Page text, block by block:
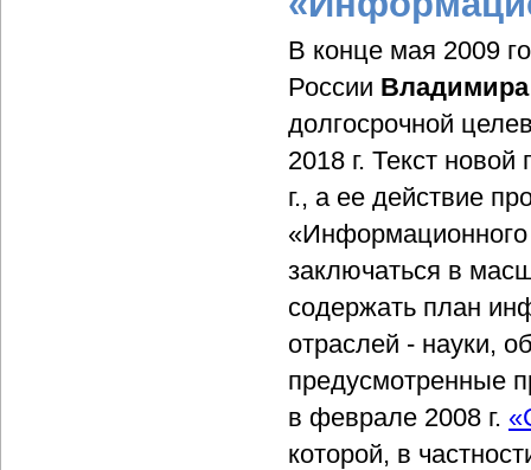
В конце мая 2009
России
долгосрочной
2018 г. Текст
г., а ее действие
«Информационного
заключаться в
содержать план
отраслей - науки,
предусмотренные
в феврале 2008 г.
которой, в